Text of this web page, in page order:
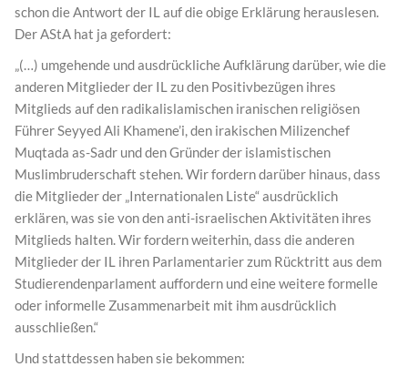
schon die Antwort der IL auf die obige Erklärung herauslesen.
Der AStA hat ja gefordert:
„(…) umgehende und ausdrückliche Aufklärung darüber, wie die
anderen Mitglieder der IL zu den Positivbezügen ihres
Mitglieds auf den radikalislamischen iranischen religiösen
Führer Seyyed Ali Khamene’i, den irakischen Milizenchef
Muqtada as-Sadr und den Gründer der islamistischen
Muslimbruderschaft stehen. Wir fordern darüber hinaus, dass
die Mitglieder der „Internationalen Liste“ ausdrücklich
erklären, was sie von den anti-israelischen Aktivitäten ihres
Mitglieds halten. Wir fordern weiterhin, dass die anderen
Mitglieder der IL ihren Parlamentarier zum Rücktritt aus dem
Studierendenparlament auffordern und eine weitere formelle
oder informelle Zusammenarbeit mit ihm ausdrücklich
ausschließen.“
Und stattdessen haben sie bekommen: